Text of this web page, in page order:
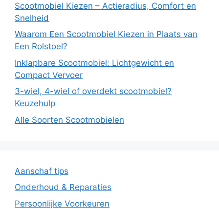
Scootmobiel Kiezen – Actieradius, Comfort en
Snelheid
Waarom Een Scootmobiel Kiezen in Plaats van
Een Rolstoel?
Inklapbare Scootmobiel: Lichtgewicht en
Compact Vervoer
3-wiel, 4-wiel of overdekt scootmobiel?
Keuzehulp
Alle Soorten Scootmobielen
Aanschaf tips
Onderhoud & Reparaties
Persoonlijke Voorkeuren